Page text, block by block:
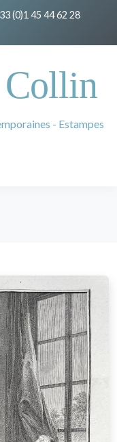
(0)1 45 44 62 28
Collin
- Estampes